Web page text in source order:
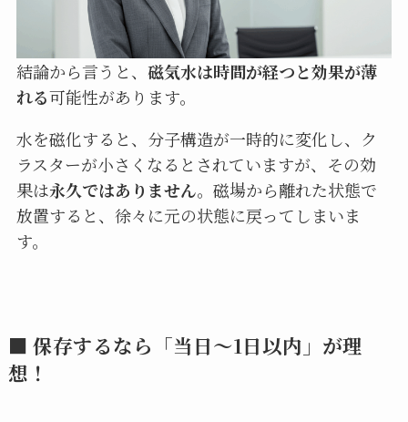
結論から言うと、 磁気水は時間が経つと効果が薄
れる可能性があります。
水を磁化すると、分子構造が一時的に変化し、ク
ラスターが小さくなるとされていますが、その効
果は永久ではありません。磁場から離れた状態で
放置すると、徐々に元の状態に戻ってしまいま
す。
■ 保存するなら「当日〜1日以内」が理
想！